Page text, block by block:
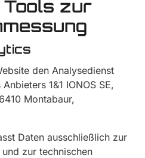
zur
den Analysedienst
1&1 IONOS SE,
Montabaur,
Daten ausschließlich zur
zur technischen